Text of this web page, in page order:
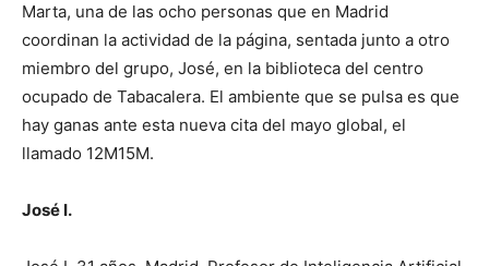
Marta, una de las ocho personas que en Madrid
coordinan la actividad de la página, sentada junto a otro
miembro del grupo, José, en la biblioteca del centro
ocupado de Tabacalera. El ambiente que se pulsa es que
hay ganas ante esta nueva cita del mayo global, el
llamado 12M15M.
José I.